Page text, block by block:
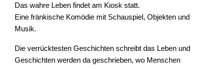
Das wahre Leben findet am Kiosk statt.
Eine fränkische Komödie mit Schauspiel, Objekten und
Musik.
Die verrücktesten Geschichten schreibt das Leben und
Geschichten werden da geschrieben, wo Menschen